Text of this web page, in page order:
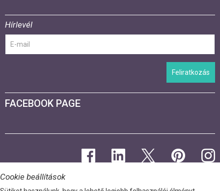
Hírlevél
Feliratkozás
FACEBOOK PAGE
Cookie beállítások